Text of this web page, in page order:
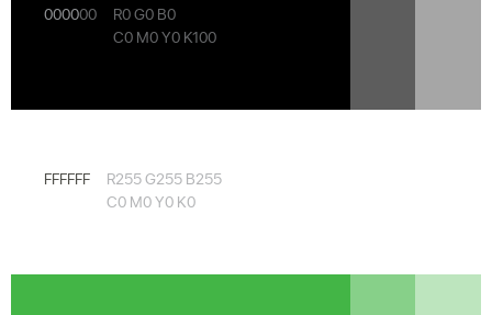
000000
R0 G0 B0
C0 M0 Y0 K100
FFFFFF
R255 G255 B255
C0 M0 Y0 K0